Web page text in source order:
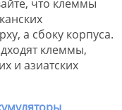
что клеммы
а сбоку корпуса.
клеммы,
и азиатских